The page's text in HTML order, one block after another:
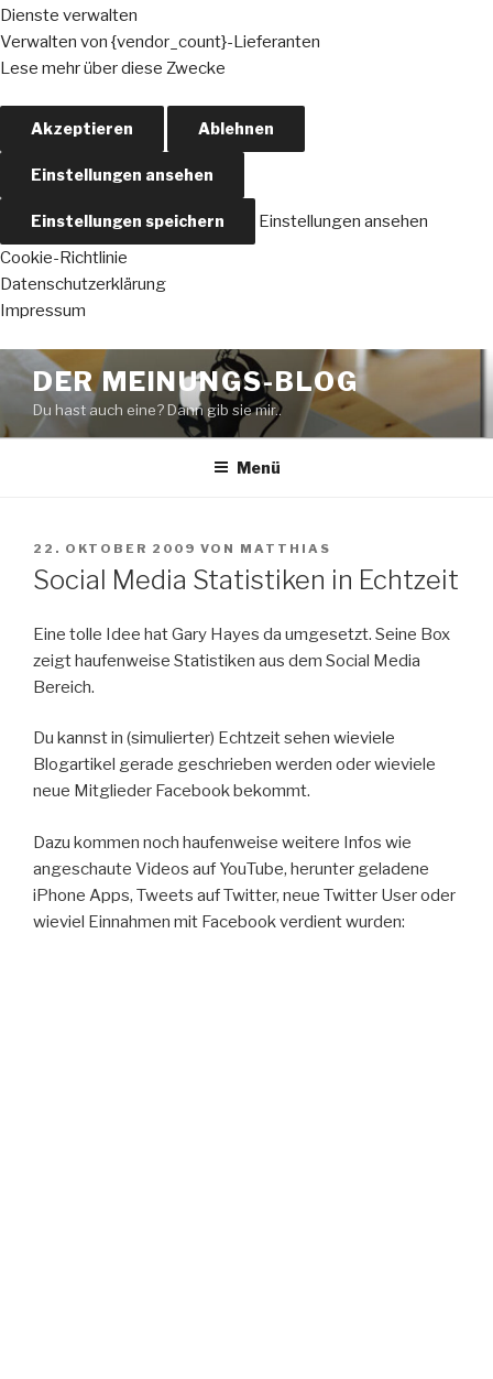
Dienste verwalten
Verwalten von {vendor_count}-Lieferanten
Lese mehr über diese Zwecke
Akzeptieren Ablehnen
Einstellungen ansehen
Einstellungen speichern
Einstellungen ansehen
Cookie-Richtlinie
Datenschutzerklärung
Impressum
Zum
Inhalt
springen
DER MEINUNGS-BLOG
Du hast auch eine? Dann gib sie mir..
Menü
VERÖFFENTLICHT
AM
22. OKTOBER 2009 VON MATTHIAS
Social Media Statistiken in Echtzeit
Eine tolle Idee hat Gary Hayes da umgesetzt. Seine Box
zeigt haufenweise Statistiken aus dem Social Media
Bereich.
Du kannst in (simulierter) Echtzeit sehen wieviele
Blogartikel gerade geschrieben werden oder wieviele
neue Mitglieder Facebook bekommt.
Dazu kommen noch haufenweise weitere Infos wie
angeschaute Videos auf YouTube, herunter geladene
iPhone Apps, Tweets auf Twitter, neue Twitter User oder
wieviel Einnahmen mit Facebook verdient wurden: